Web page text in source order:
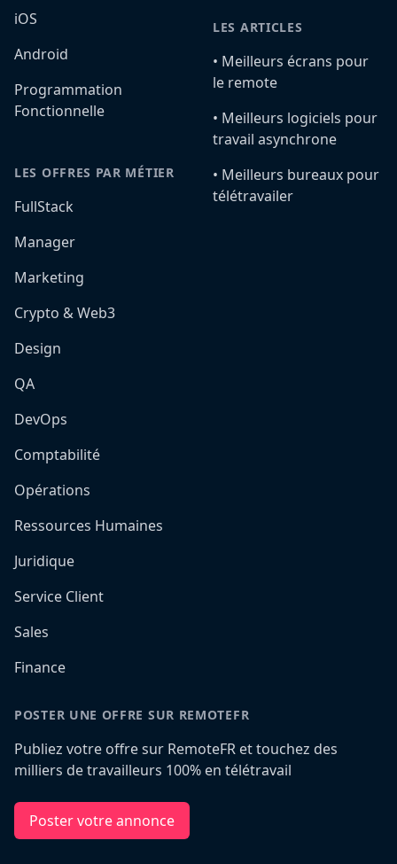
iOS
Android
Programmation
Fonctionnelle
LES OFFRES PAR MÉTIER
FullStack
Manager
Marketing
Crypto & Web3
Design
QA
DevOps
Comptabilité
Opérations
Ressources Humaines
Juridique
Service Client
Sales
Finance
LES ARTICLES
•️ Meilleurs écrans pour
le remote
•️ Meilleurs logiciels pour
travail asynchrone
•️ Meilleurs bureaux pour
télétravailer
POSTER UNE OFFRE SUR REMOTEFR
Publiez votre offre sur RemoteFR et touchez des
milliers de travailleurs 100% en télétravail
Poster votre annonce